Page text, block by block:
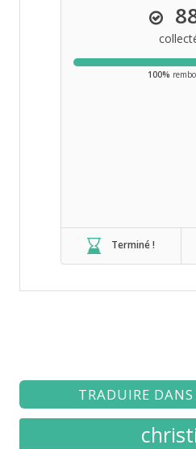
100%
Terminé !
TRADUIRE